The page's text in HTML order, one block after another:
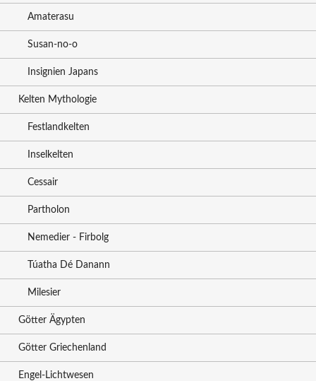
Amaterasu
Susan-no-o
Insignien Japans
Kelten Mythologie
Festlandkelten
Inselkelten
Cessair
Partholon
Nemedier - Firbolg
Túatha Dé Danann
Milesier
Götter Ägypten
Götter Griechenland
Engel-Lichtwesen